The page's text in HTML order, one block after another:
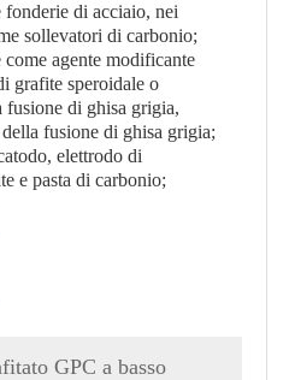
fonderie di acciaio, nei
sollevatori di carbonio;
agente modificante
grafite speroidale o
fusione di ghisa grigia,
fusione di ghisa grigia;
elettrodo di
e pasta di carbonio;
GPC a basso